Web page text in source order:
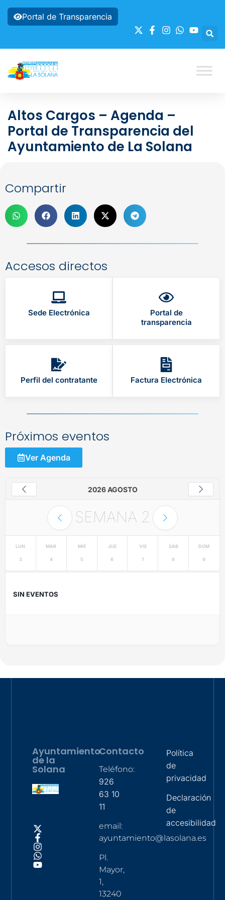
Portal de Transparencia
Altos Cargos – Agenda –
Portal de Transparencia del
Ayuntamiento de La Solana
Compartir
Accesos directos
Sede Electrónica
Portal de
transparencia
Perfil del contratante Factura Electrónica
Próximos eventos
Ver Agenda
2026 AGOSTO
SEMANA 2
LUN
3
MAR
4
MIÉ
5
JUE
6
VIE
7
SÁB
8
DOM
9
SIN EVENTOS
Ayuntamiento
de la
Solana
Contacto
Teléfono:
926
63 10
11
email:
ayuntamiento@lasolana.es
Pl.
Mayor,
1,
13240
Política
de
privacidad
Declaración
de
accesibilidad